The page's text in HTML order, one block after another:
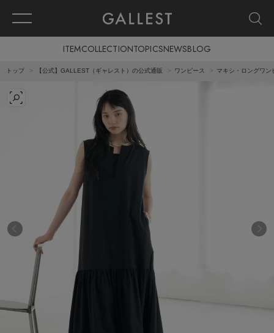
ITEMCOLLECTIONTOPICSNEWSBLOG
トップ 【公式】GALLEST（ギャレスト）の公式通販 ワンピース マキシ・ロングワン